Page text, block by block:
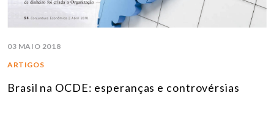
03 MAIO 2018
ARTIGOS
Brasil na OCDE: esperanças e controvérsias